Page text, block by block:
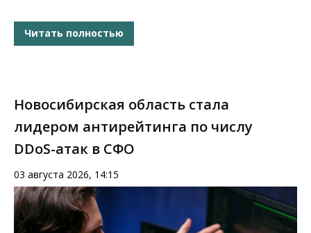
Читать полностью
Новосибирская область стала
лидером антирейтинга по числу
DDoS-атак в СФО
03 августа 2026, 14:15